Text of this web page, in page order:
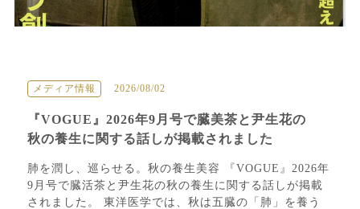
メディア情報 2026/08/02
『VOGUE』2026年9月号で臓美茶と尹生花の
秋の養生に関する話しが掲載されました
肺を潤し、巡らせる。秋の養生美容 『VOGUE』2026年
9月号で臓活茶と尹生花の秋の養生に関する話しが掲載
されました。 東洋医学では、秋は五臓の「肺」を養う